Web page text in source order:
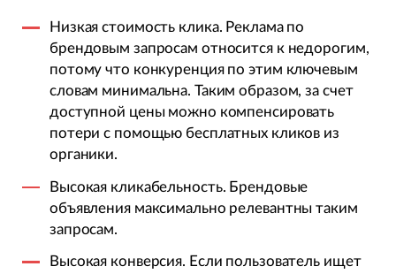
Низкая стоимость клика. Реклама по
брендовым запросам относится к недорогим,
потому что конкуренция по этим ключевым
словам минимальна. Таким образом, за счет
доступной цены можно компенсировать
потери с помощью бесплатных кликов из
органики.
Высокая кликабельность. Брендовые
объявления максимально релевантны таким
запросам.
Высокая конверсия. Если пользователь ищет